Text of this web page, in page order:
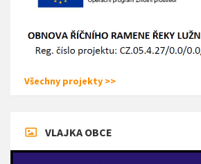
Všechny projekty >>
VLAJKA OBCE